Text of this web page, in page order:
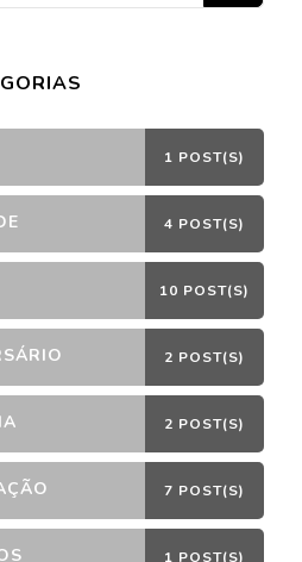
1 POST(S)
4 POST(S)
10 POST(S)
2 POST(S)
2 POST(S)
7 POST(S)
1 POST(S)